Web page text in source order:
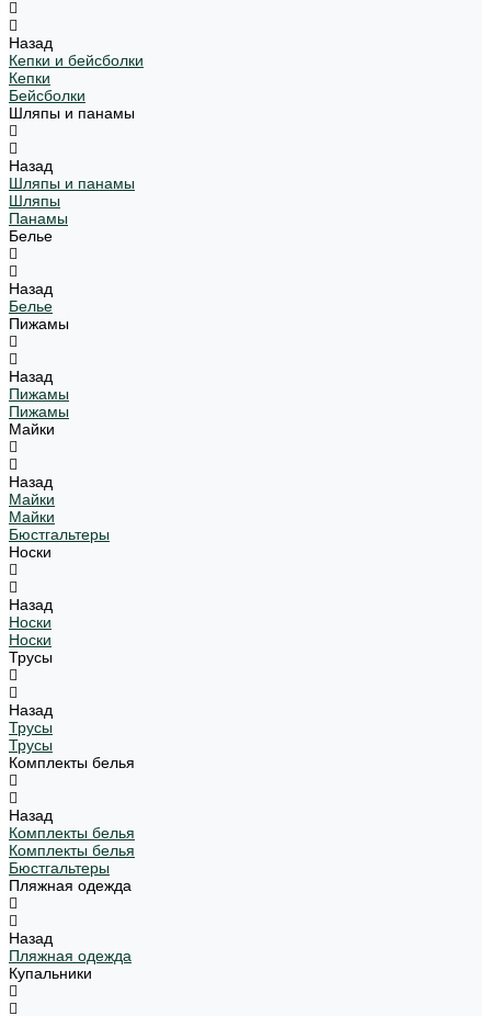
Назад
Кепки и бейсболки
Кепки
Бейсболки
Шляпы и панамы
Назад
Шляпы и панамы
Шляпы
Панамы
Белье
Назад
Белье
Пижамы
Назад
Пижамы
Пижамы
Майки
Назад
Майки
Майки
Бюстгальтеры
Носки
Назад
Носки
Носки
Трусы
Назад
Трусы
Трусы
Комплекты белья
Назад
Комплекты белья
Комплекты белья
Бюстгальтеры
Пляжная одежда
Назад
Пляжная одежда
Купальники